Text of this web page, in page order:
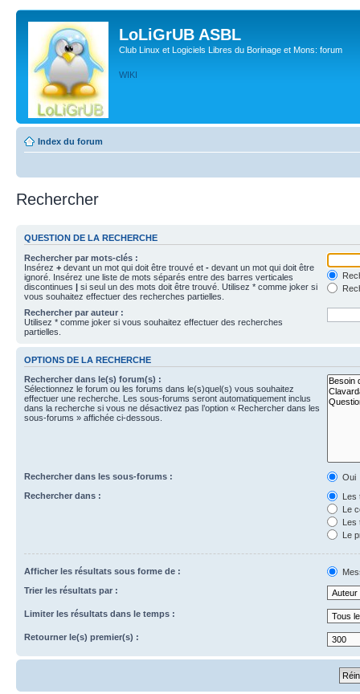
LoLiGrUB ASBL
Club Linux et Logiciels Libres du Borinage et Mons: forum
WIKI
Index du forum
Rechercher
QUESTION DE LA RECHERCHE
Rechercher par mots-clés :
Insérez + devant un mot qui doit être trouvé et - devant un mot qui doit être
ignoré. Insérez une liste de mots séparés entre des barres verticales
discontinues | si seul un des mots doit être trouvé. Utilisez * comme joker si
vous souhaitez effectuer des recherches partielles.
Rechercher par auteur :
Utilisez * comme joker si vous souhaitez effectuer des recherches
partielles.
OPTIONS DE LA RECHERCHE
Rechercher dans le(s) forum(s) :
Sélectionnez le forum ou les forums dans le(s)quel(s) vous souhaitez
effectuer une recherche. Les sous-forums seront automatiquement inclus
dans la recherche si vous ne désactivez pas l’option « Rechercher dans les
sous-forums » affichée ci-dessous.
Rechercher dans les sous-forums :
Oui
Rechercher dans :
Les
Le
Les
Le
Afficher les résultats sous forme de :
Trier les résultats par :
Limiter les résultats dans le temps :
Retourner le(s) premier(s) :